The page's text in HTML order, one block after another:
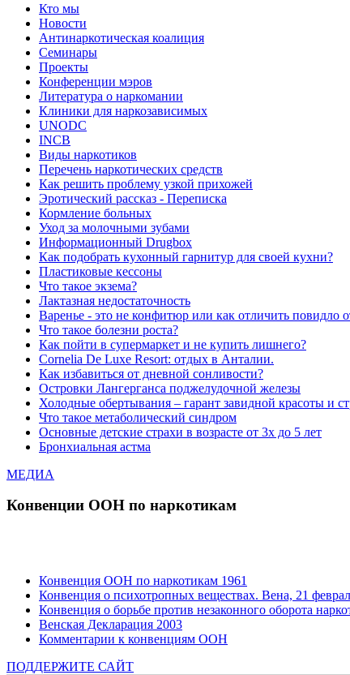
Кто мы
Новости
Антинаркотическая коалиция
Семинары
Проекты
Конференции мэров
Литература о наркомании
Клиники для наркозависимых
UNODC
INCB
Виды наркотиков
Перечень наркотических средств
Как решить проблему узкой прихожей
Эротический рассказ - Переписка
Кормление больных
Уход за молочными зубами
Информационный Drugbox
Как подобрать кухонный гарнитур для своей кухни?
Пластиковые кессоны
Что такое экзема?
Лактазная недостаточность
Варенье - это не конфитюр или как отличить повидло
Что такое болезни роста?
Как пойти в супермаркет и не купить лишнего?
Сornelia De Luxe Resort: отдых в Анталии.
Как избавиться от дневной сонливости?
Островки Лангерганса поджелудочной железы
Холодные обертывания – гарант завидной красоты и
Что такое метаболический синдром
Основные детские страхи в возрасте от 3х до 5 лет
Бронхиальная астма
МЕДИА
Конвенции ООН по наркотикам
Конвенция ООН по наркотикам 1961
Конвенция о психотропных веществах. Вена, 21
Конвенция о борьбе против незаконного оборота
Венская Декларация 2003
Комментарии к конвенциям ООН
ПОДДЕРЖИТЕ САЙТ